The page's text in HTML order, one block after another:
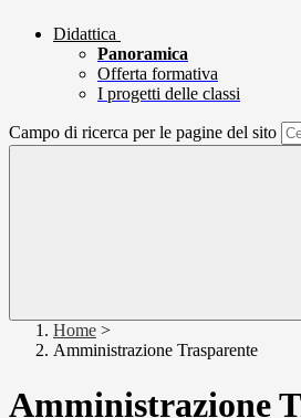
Didattica
Panoramica
Offerta formativa
I progetti delle classi
Campo di ricerca per le pagine del sito
Home >
Amministrazione Trasparente
Amministrazione